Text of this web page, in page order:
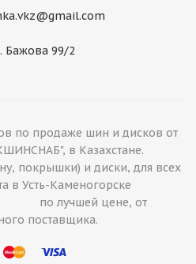
Бажова 99/2
по продаже шин и дисков от
в Казахстане.
и диски, для всех
в Усть-Каменогорске
цене, от
поставщика.